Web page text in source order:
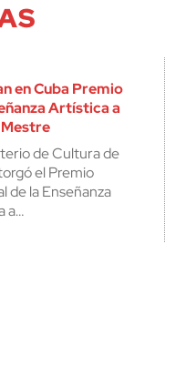
en Cuba Premio
Artística a
de Cultura de
el Premio
de la Enseñanza
a…